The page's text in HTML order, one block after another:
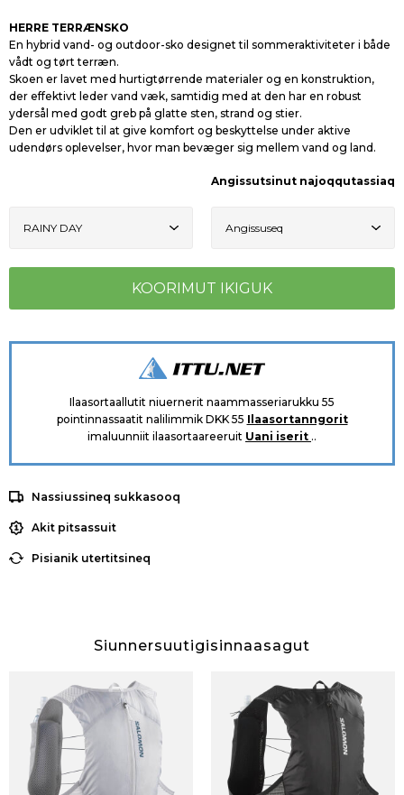
HERRE TERRÆNSKO
En hybrid vand- og outdoor-sko designet til sommeraktiviteter i både
vådt og tørt terræn.
Skoen er lavet med hurtigtørrende materialer og en konstruktion,
der effektivt leder vand væk, samtidig med at den har en robust
ydersål med godt greb på glatte sten, strand og stier.
Den er udviklet til at give komfort og beskyttelse under aktive
udendørs oplevelser, hvor man bevæger sig mellem vand og land.
Angissutsinut najoqqutassiaq
Ilaasortaallutit niuernerit naammasseriarukku 55
pointinnassaatit nalilimmik DKK 55 Ilaasortanngorit
imaluunniit ilaasortaareeruit Uani iserit ..
Nassiussineq sukkasooq
Akit pitsassuit
Pisianik utertitsineq
Siunnersuutigisinnaasagut